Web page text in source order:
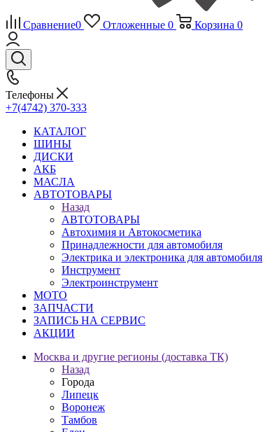
Сравнение0 Отложенные 0 Корзина 0
Телефоны
+7(4742) 370-333
КАТАЛОГ
ШИНЫ
ДИСКИ
АКБ
МАСЛА
АВТОТОВАРЫ
Назад
АВТОТОВАРЫ
Автохимия и Автокосметика
Принадлежности для автомобиля
Электрика и электроника для автомобиля
Инструмент
Электроинструмент
МОТО
ЗАПЧАСТИ
ЗАПИСЬ НА СЕРВИС
АКЦИИ
Москва и другие регионы (доставка ТК)
Назад
Города
Липецк
Воронеж
Тамбов